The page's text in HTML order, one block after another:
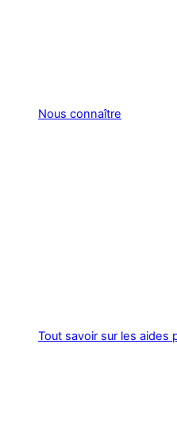
Nous connaître
Tout savoir sur les aides